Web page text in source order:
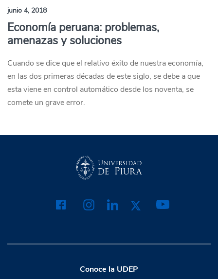
junio 4, 2018
Economía peruana: problemas,
amenazas y soluciones
Cuando se dice que el relativo éxito de nuestra economía,
en las dos primeras décadas de este siglo, se debe a que
esta viene en control automático desde los noventa, se
comete un grave error.
Conoce la UDEP